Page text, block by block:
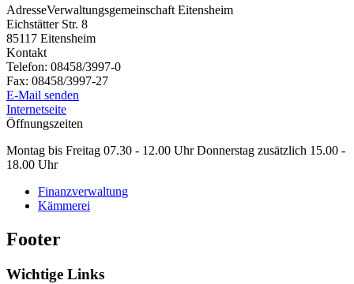
AdresseVerwaltungsgemeinschaft Eitensheim
Eichstätter Str. 8
85117 Eitensheim
Kontakt
Telefon: 08458/3997-0
Fax: 08458/3997-27
E-Mail senden
Internetseite
Öffnungszeiten
Montag bis Freitag 07.30 - 12.00 Uhr Donnerstag zusätzlich 15.00 -
18.00 Uhr
Finanzverwaltung
Kämmerei
Footer
Wichtige Links